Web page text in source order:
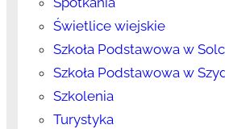
Świetlice wiejskie
Szkoła Podstawowa w
Szkoła Podstawowa w
Szkolenia
Turystyka